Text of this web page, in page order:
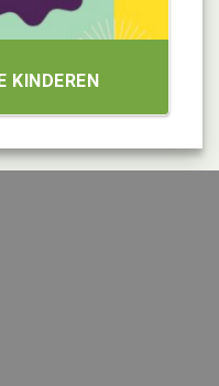
KINDEREN